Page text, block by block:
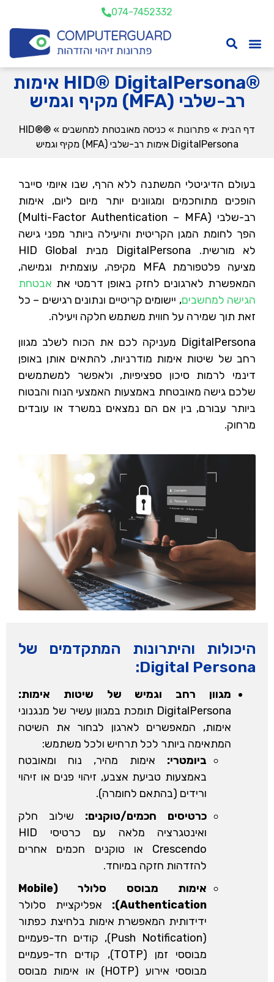
074-7452332
®HID® DigitalPersona אימות
רב-שלבי (MFA) מקיף וגמיש
דף הבית » פתרונות » כניסה מאובטחת למחשבים »
®HID®
DigitalPersona אימות רב-שלבי (MFA) מקיף וגמיש
בעולם הדיגיטלי המשתנה ללא הרף, שבו איומי סייבר
הופכים מתוחכמים ומגוונים יותר מיום ליום, אימות
רב-שלבי (Multi-Factor Authentication – MFA)
הפך לחומת המגן הקריטית והיעילה ביותר מפני גישה
לא מורשית. DigitalPersona מבית HID Global
מציעה פלטפורמת MFA מקיפה, עוצמתית וגמישה,
המאפשרת לארגונים לחזק באופן דרמטי את אבטחת
הגישה למחשבים, יישומים קריטיים ונתונים רגישים – כל
זאת תוך שמירה על חווית משתמש חלקה ויעילה.
DigitalPersona מעניקה לכם את הכוח לשלב מגוון
רחב של שיטות אימות מודרניות, להתאים אותן באופן
דינמי לרמות סיכון ספציפיות, ולאפשר למשתמשים
שלכם גישה מאובטחת באמצעות האמצעי הנוח והבטוח
ביותר עבורם, בין אם הם נמצאים במשרד או עובדים
מרחוק.
היכולות והיתרונות המתקדמים של
Digital Persona:
מגוון רחב וגמיש של שיטות אימות:
DigitalPersona תומכת במגוון עשיר של מנגנוני
אימות, המאפשרים לארגון לבחור את השיטה
המתאימה ביותר לכל תרחיש ולכל משתמש:
ביומטרי: אימות מהיר, נוח ומאובטח
באמצעות טביעת אצבע, זיהוי פנים או זיהוי
ורידים (בהתאם לחומרה).
כרטיסים חכמים/טוקנים: שילוב חלק
ואינטגרציה מלאה עם כרטיסי HID
Crescendo או טוקנים חכמים אחרים
להזדהות חזקה במיוחד.
אימות מבוסס סלולר (Mobile
Authentication
): אפליקציית סלולר
ידידותית המאפשרת אימות בלחיצת כפתור
(Push Notification), קודים חד-פעמיים
מבוססי זמן (TOTP), קודים חד-פעמיים
מבוססי אירוע (HOTP) או אימות מבוסס